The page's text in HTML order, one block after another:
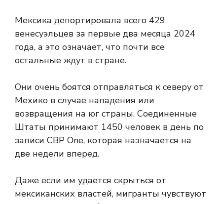
Мексика депортировала всего 429
венесуэльцев за первые два месяца 2024
года, а это означает, что почти все
остальные ждут в стране.
Они очень боятся отправляться к северу от
Мехико в случае нападения или
возвращения на юг страны. Соединенные
Штаты принимают 1450 человек в день по
записи CBP One, которая назначается на
две недели вперед.
Даже если им удается скрыться от
мексиканских властей, мигранты чувствуют